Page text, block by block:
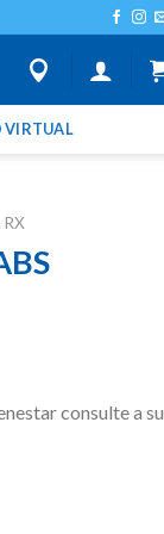
VIRTUAL
consulte a su